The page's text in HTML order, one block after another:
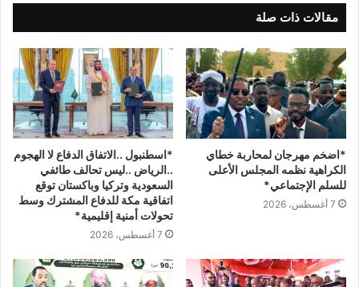
مقالات ذات صلة
*اضخم مهرجان لمحاربة خطاي
الكراهية نظمه المجلس الأعلى
للسلم الإجتماعي*
7 أغسطس، 2026
*اسطنبول ..الاتفاق الدفاع لا الهجوم
..الرياض ..ليس تحالف طائفي
السعودية وتركيا وباكستان توقع
اتفاقية مكة للدفاع المشترك وسط
تحولات أمنية إقليمية*
7 أغسطس، 2026